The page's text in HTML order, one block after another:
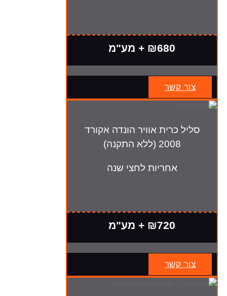
₪680 + מע"מ
צור קשר
סליל כרית אוויר הונדה אקורד
2008 (ללא התקנה)
אחריות לחצי שנה
₪720 + מע"מ
צור קשר